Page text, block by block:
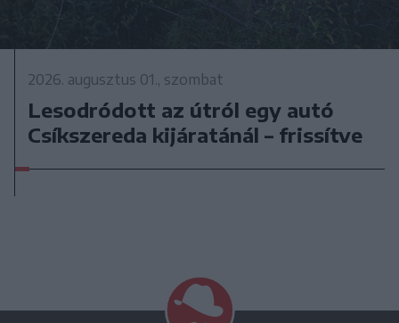
2026. augusztus 01., szombat
Lesodródott az útról egy autó
Csíkszereda kijáratánál – frissítve